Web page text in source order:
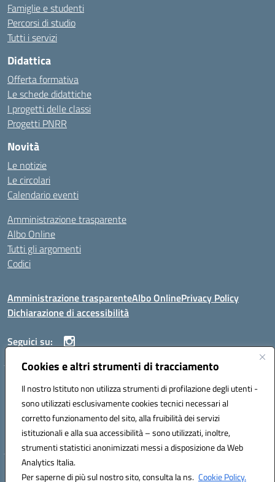
Cookies e altri strumenti di tracciamento
Il nostro Istituto non utilizza strumenti di profilazione degli utenti -
sono utilizzati esclusivamente cookies tecnici necessari al
corretto funzionamento del sito, alla fruibilità dei servizi
istituzionali e alla sua accessibilità – sono utilizzati, inoltre,
strumenti statistici anonimizzati messi a disposizione da Web
Analytics Italia.
Per saperne di più sul nostro sito, consulta la ns. Cookie Policy.
Famiglie e studenti
Percorsi di studio
Tutti i servizi
Didattica
Offerta formativa
Le schede didattiche
I progetti delle classi
Progetti PNRR
Novità
Le notizie
Le circolari
Calendario eventi
Amministrazione trasparente
Albo Online
Tutti gli argomenti
Codici
Amministrazione trasparenteAlbo OnlinePrivacy Policy
Dichiarazione di accessibilità
Seguici su:
ISTITUTO ISTRUZIONE SUPERIORE ANGELO ROTH
Codice fiscale: 80004310902 Codice meccanografico: SSIS019006
Telefono: 079951627
Mail: SSIS019006@istruzione.it PEC: SSIS019006@pec.istruzione.it
Hosting & Powered by 3D Solution S.r.l.